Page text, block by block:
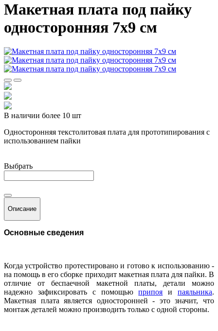
Макетная плата под пайку
односторонняя 7х9 см
В наличии более 10 шт
Односторонняя текстолитовая плата для прототипирования с
использованием пайки
Выбрать
Описание
Основные сведения
Когда устройство протестировано и готово к использованию -
на помощь в его сборке приходит макетная плата для пайки. В
отличие от беспаечной макетной платы, детали можно
надежно зафиксировать с помощьюприпоя ипаяльника.
Макетная плата является односторонней - это значит, что
монтаж деталей можно производить только с одной стороны.